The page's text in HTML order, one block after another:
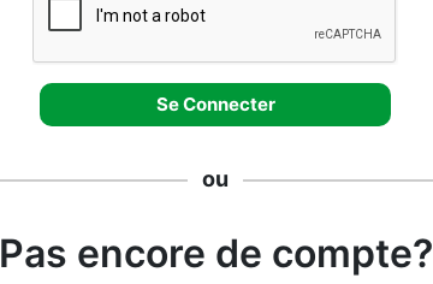
ou
Pas encore de compte?